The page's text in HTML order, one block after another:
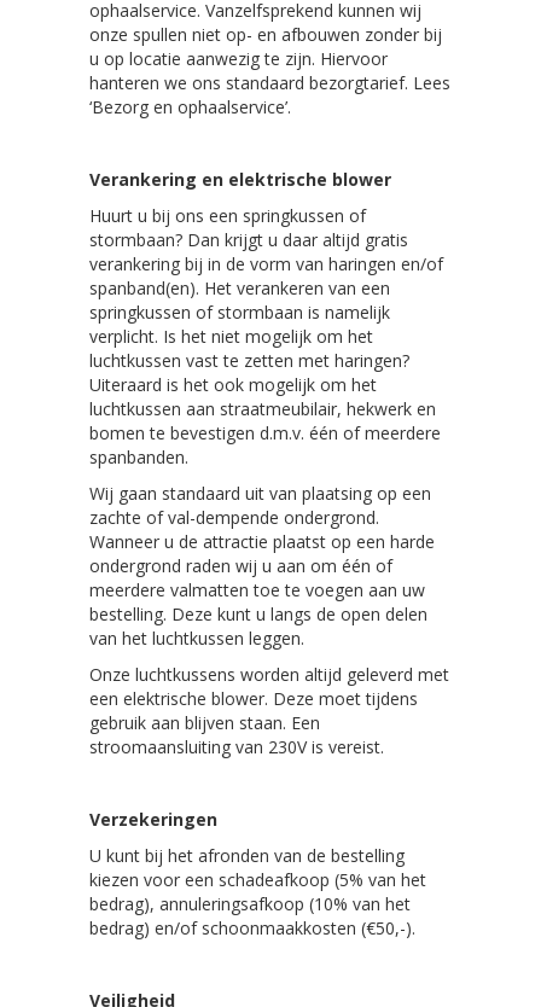
ophaalservice. Vanzelfsprekend kunnen wij
onze spullen niet op- en afbouwen zonder bij
u op locatie aanwezig te zijn. Hiervoor
hanteren we ons standaard bezorgtarief. Lees
‘Bezorg en ophaalservice’.
Verankering en elektrische blower
Huurt u bij ons een springkussen of
stormbaan? Dan krijgt u daar altijd gratis
verankering bij in de vorm van haringen en/of
spanband(en). Het verankeren van een
springkussen of stormbaan is namelijk
verplicht. Is het niet mogelijk om het
luchtkussen vast te zetten met haringen?
Uiteraard is het ook mogelijk om het
luchtkussen aan straatmeubilair, hekwerk en
bomen te bevestigen d.m.v. één of meerdere
spanbanden.
Wij gaan standaard uit van plaatsing op een
zachte of val-dempende ondergrond.
Wanneer u de attractie plaatst op een harde
ondergrond raden wij u aan om één of
meerdere valmatten toe te voegen aan uw
bestelling. Deze kunt u langs de open delen
van het luchtkussen leggen.
Onze luchtkussens worden altijd geleverd met
een elektrische blower. Deze moet tijdens
gebruik aan blijven staan. Een
stroomaansluiting van 230V is vereist.
Verzekeringen
U kunt bij het afronden van de bestelling
kiezen voor een schadeafkoop (5% van het
bedrag), annuleringsafkoop (10% van het
bedrag) en/of schoonmaakkosten (€50,-).
Veiligheid